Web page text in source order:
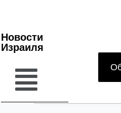
Новости
Израиля